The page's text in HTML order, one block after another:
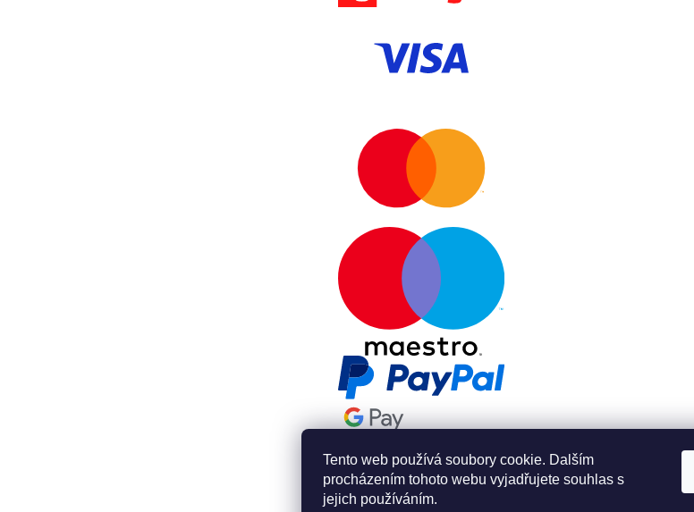
Tento web používá soubory cookie. Dalším
procházením tohoto webu vyjadřujete souhlas s
jejich používáním.